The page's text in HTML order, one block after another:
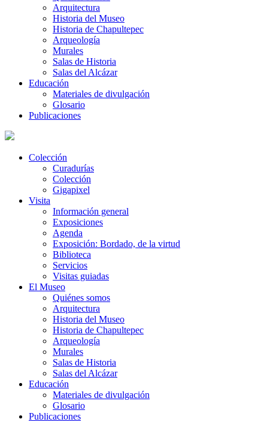
Arquitectura
Historia del Museo
Historia de Chapultepec
Arqueología
Murales
Salas de Historia
Salas del Alcázar
Educación
Materiales de divulgación
Glosario
Publicaciones
Colección
Curadurías
Colección
Gigapixel
Visita
Información general
Exposiciones
Agenda
Exposición: Bordado, de la virtud
Biblioteca
Servicios
Visitas guiadas
El Museo
Quiénes somos
Arquitectura
Historia del Museo
Historia de Chapultepec
Arqueología
Murales
Salas de Historia
Salas del Alcázar
Educación
Materiales de divulgación
Glosario
Publicaciones